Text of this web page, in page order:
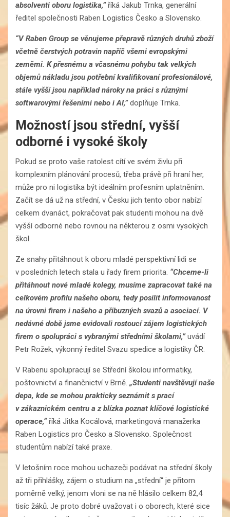
absolventi oboru logistika,”říká Jakub Trnka, generální
ředitel společnosti Raben Logistics Česko a Slovensko.
“V Raben Group se věnujeme přepravě různých druhů zboží
včetně čerstvých potravin napříč všemi evropskými
zeměmi. K přesnému a včasnému pohybu tak velkých
objemů nákladu jsou potřební kvalifikovaní profesionálové,
stále vyšší jsou například nároky na práci s různými
softwarovými řešeními nebo i AI,”doplňuje Trnka.
Možností jsou střední, vyšší
odborné i vysoké školy
Pokud se proto vaše ratolest cítí ve svém živlu při
komplexním plánování procesů, třeba právě při hraní her,
může pro ni logistika být ideálním profesním uplatněním.
Začít se dá už na střední, v Česku jich tento obor nabízí
celkem dvanáct, pokračovat pak studenti mohou na dvě
vyšší odborné nebo rovnou na některou z osmi vysokých
škol.
Ze snahy přitáhnout k oboru mladé perspektivní lidi se
v posledních letech stala u řady firem priorita. “Chceme-li
přitáhnout nové mladé kolegy, musíme zapracovat také na
celkovém profilu našeho oboru, tedy posílit informovanost
na úrovni firem i našeho a příbuzných svazů a asociací. V
nedávné době jsme evidovali rostoucí zájem logistických
firem o spolupráci s vybranými středními školami,”uvádí
Petr Rožek, výkonný ředitel Svazu spedice a logistiky ČR.
V Rabenu spolupracují se Střední školou informatiky,
poštovnictví a finančnictví v Brně. „Studenti navštěvují naše
depa, kde se mohou prakticky seznámit s prací
v zákaznickém centru a z blízka poznat klíčové logistické
operace,“říká Jitka Kocálová, marketingová manažerka
Raben Logistics pro Česko a Slovensko. Společnost
studentům nabízí také praxe.
V letošním roce mohou uchazeči podávat na střední školy
až tři přihlášky, zájem o studium na „střední“ je přitom
poměrně velký, jenom vloni se na ně hlásilo celkem 82,4
tisíc žáků. Je proto dobré uvažovat i o oborech, které sice